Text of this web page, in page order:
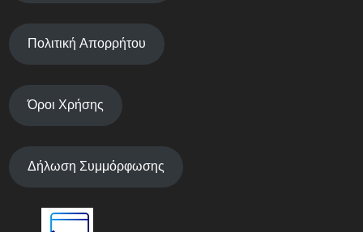
Πολιτική Απορρήτου
Όροι Χρήσης
Δήλωση Συμμόρφωσης